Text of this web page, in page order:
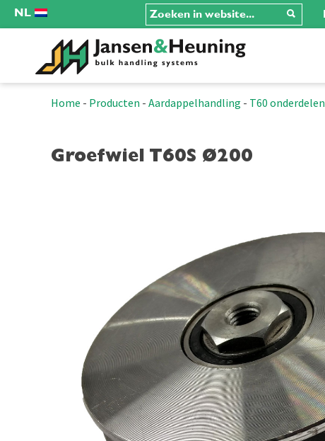
NL
Home - Producten - Aardappelhandling - T60 onderdelen
Groefwiel T60S Ø200